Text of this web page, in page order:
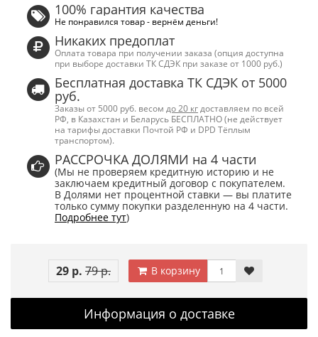
100% гарантия качества
Не понравился товар - вернём деньги!
Никаких предоплат
Оплата товара при получении заказа (опция доступна
при выборе доставки ТК СДЭК при заказе от 1000 руб.)
Бесплатная доставка ТК СДЭК от 5000
руб.
Заказы от 5000 руб. весом до 20 кг доставляем по всей
РФ, в Казахстан и Беларусь БЕСПЛАТНО (не действует
на тарифы доставки Почтой РФ и DPD Тёплым
транспортом).
РАССРОЧКА ДОЛЯМИ на 4 части
(Мы не проверяем кредитную историю и не
заключаем кредитный договор с покупателем.
В Долями нет процентной ставки — вы платите
только сумму покупки разделенную на 4 части.
Подробнее тут)
29 р. 79 р. В корзину
Информация о доставке